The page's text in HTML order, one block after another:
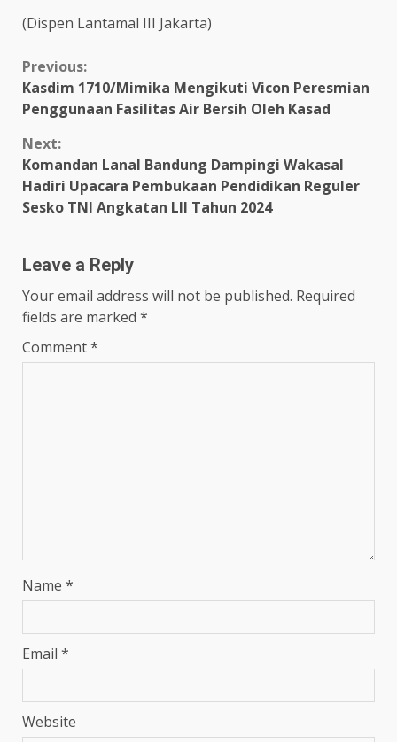
(Dispen Lantamal III Jakarta)
Continue
Reading
Previous:
Kasdim 1710/Mimika Mengikuti Vicon Peresmian
Penggunaan Fasilitas Air Bersih Oleh Kasad
Next:
Komandan Lanal Bandung Dampingi Wakasal
Hadiri Upacara Pembukaan Pendidikan Reguler
Sesko TNI Angkatan LII Tahun 2024
Leave a Reply
Your email address will not be published. Required
fields are marked *
Comment*
Name *
Email *
Website